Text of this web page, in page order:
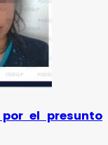
por el presunto